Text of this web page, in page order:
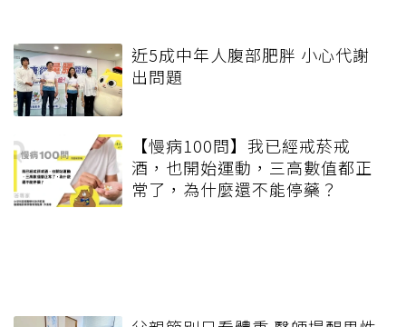
近5成中年人腹部肥胖 小心代謝
出問題
【慢病100問】我已經戒菸戒
酒，也開始運動，三高數值都正
常了，為什麼還不能停藥？